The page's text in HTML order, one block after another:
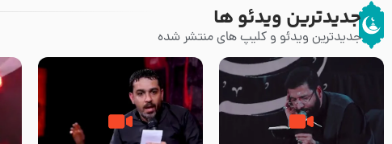
جدیدترین ویدئو ها
جدیدترین ویدئو و کلیپ های منتشر شده